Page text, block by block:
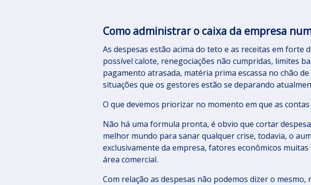
Como administrar o caixa da empresa
As despesas estão acima do teto e as receitas em forte
possível calote, renegociações não cumpridas, limites
pagamento atrasada, matéria prima escassa no chão
situações que os gestores estão se deparando
O que devemos priorizar no momento em que as contas
Não há uma formula pronta, é obvio que cortar
melhor mundo para sanar qualquer crise, todavia, o
exclusivamente da empresa, fatores econômicos
área comercial.
Com relação as despesas não podemos dizer o mesmo,